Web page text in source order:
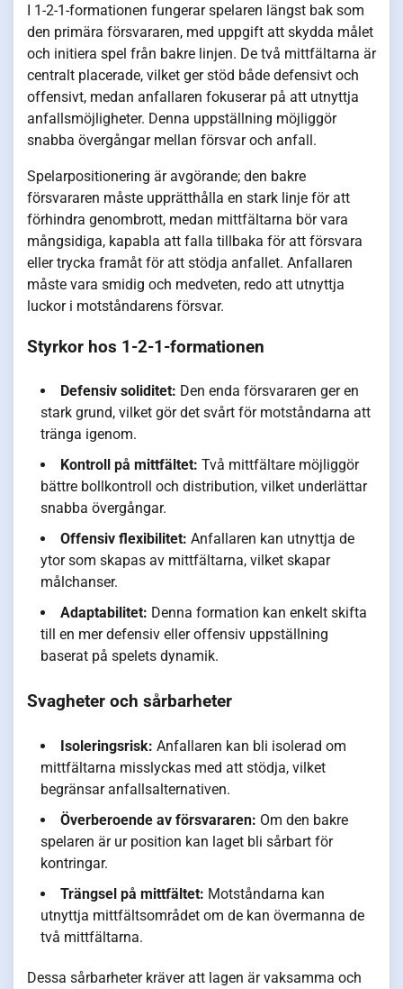
I 1-2-1-formationen fungerar spelaren längst bak som
den primära försvararen, med uppgift att skydda målet
och initiera spel från bakre linjen. De två mittfältarna är
centralt placerade, vilket ger stöd både defensivt och
offensivt, medan anfallaren fokuserar på att utnyttja
anfallsmöjligheter. Denna uppställning möjliggör
snabba övergångar mellan försvar och anfall.
Spelarpositionering är avgörande; den bakre
försvararen måste upprätthålla en stark linje för att
förhindra genombrott, medan mittfältarna bör vara
mångsidiga, kapabla att falla tillbaka för att försvara
eller trycka framåt för att stödja anfallet. Anfallaren
måste vara smidig och medveten, redo att utnyttja
luckor i motståndarens försvar.
Styrkor hos 1-2-1-formationen
Defensiv soliditet: Den enda försvararen ger en
stark grund, vilket gör det svårt för motståndarna att
tränga igenom.
Kontroll på mittfältet: Två mittfältare möjliggör
bättre bollkontroll och distribution, vilket underlättar
snabba övergångar.
Offensiv flexibilitet: Anfallaren kan utnyttja de
ytor som skapas av mittfältarna, vilket skapar
målchanser.
Adaptabilitet: Denna formation kan enkelt skifta
till en mer defensiv eller offensiv uppställning
baserat på spelets dynamik.
Svagheter och sårbarheter
Isoleringsrisk: Anfallaren kan bli isolerad om
mittfältarna misslyckas med att stödja, vilket
begränsar anfallsalternativen.
Överberoende av försvararen: Om den bakre
spelaren är ur position kan laget bli sårbart för
kontringar.
Trängsel på mittfältet: Motståndarna kan
utnyttja mittfältsområdet om de kan övermanna de
två mittfältarna.
Dessa sårbarheter kräver att lagen är vaksamma och